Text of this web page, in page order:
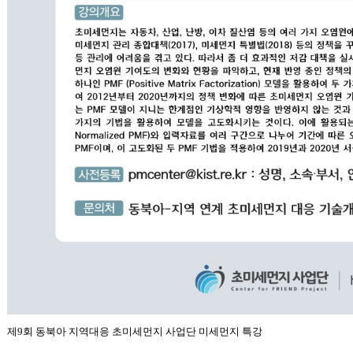
제9회 동북아 지역대응 초미세먼지 사업단 미세먼지 특강